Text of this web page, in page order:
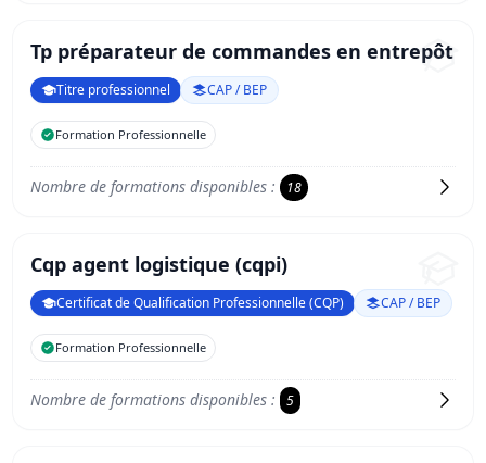
Tp préparateur de commandes en entrepôt
Titre professionnel CAP / BEP
Formation Professionnelle
Nombre de formations disponibles : 18
Cqp agent logistique (cqpi)
Certificat de Qualification Professionnelle (CQP) CAP / BEP
Formation Professionnelle
Nombre de formations disponibles : 5